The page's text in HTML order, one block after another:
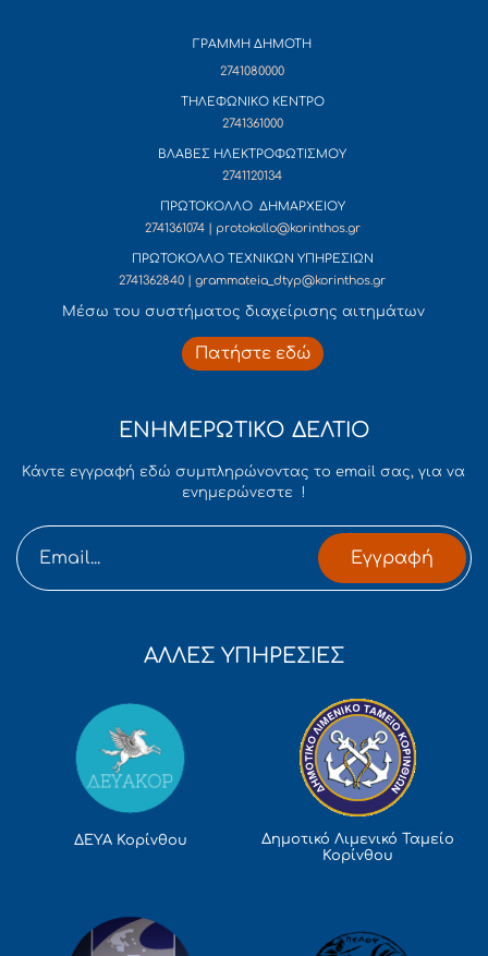
ΓΡΑΜΜΗ ΔΗΜΟΤΗ
2741080000
ΤΗΛΕΦΩΝΙΚΟ ΚΕΝΤΡΟ
2741361000
ΒΛΑΒΕΣ ΗΛΕΚΤΡΟΦΩΤΙΣΜΟΥ
2741120134
ΠΡΩΤΟΚΟΛΛΟ ΔΗΜΑΡΧΕΙΟΥ
2741361074 | protokollo@korinthos.gr
ΠΡΩΤΟΚΟΛΛΟ ΤΕΧΝΙΚΩΝ ΥΠΗΡΕΣΙΩΝ
2741362840 | grammateia_dtyp@korinthos.gr
Mέσω του συστήματος διαχείρισης αιτημάτων
Πατήστε εδώ
ΕΝΗΜΕΡΩΤΙΚΟ ΔΕΛΤΙΟ
Κάντε εγγραφή εδώ συμπληρώνοντας το email σας, για να
ενημερώνεστε !
Εγγραφή
ΑΛΛΕΣ ΥΠΗΡΕΣΙΕΣ
ΔΕΥΑ Κορίνθου
Δημοτικό Λιμενικό Ταμείο
Κορίνθου